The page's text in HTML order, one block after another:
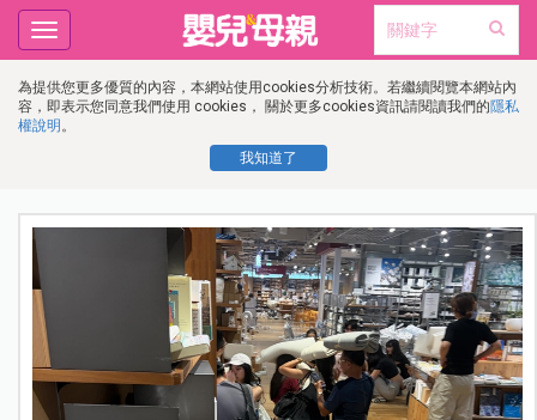
為提供您更多優質的內容，本網站使用cookies分析技術。若繼續閱覽本網站內
容，即表示您同意我們使用 cookies， 關於更多cookies資訊請閱讀我們的隱私
權說明 。
我知道了
Toggle
navigation